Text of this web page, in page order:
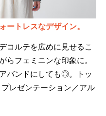
ートレスなデザイン。
コルテを広めに見せるこ
らフェミニンな印象に。
バンドにしても◎。トッ
レゼンテーション／アル